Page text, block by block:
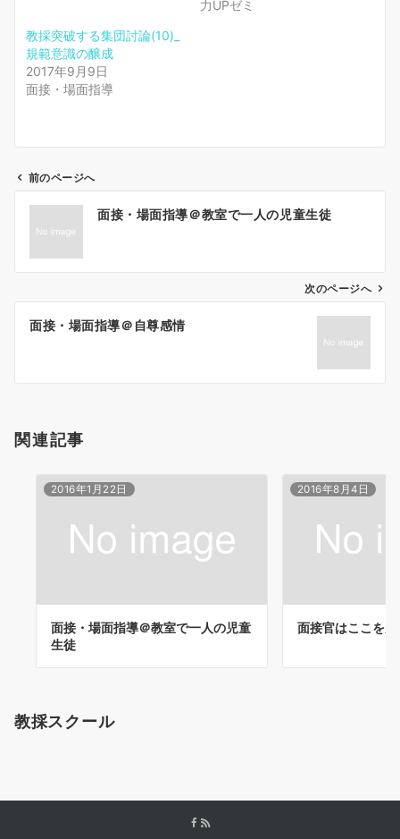
力UPゼミ
教採突破する集団討論(10)_
規範意識の醸成
2017年9月9日
面接・場面指導
ン
前のページへ
面接・場面指導＠教室で一人の児童生徒
次のページへ
面接・場面指導＠自尊感情
関連記事
2016年1月22日
面接・場面指導＠教室で一人の児童
生徒
2016年8月4日
面接官はここを
教採スクール